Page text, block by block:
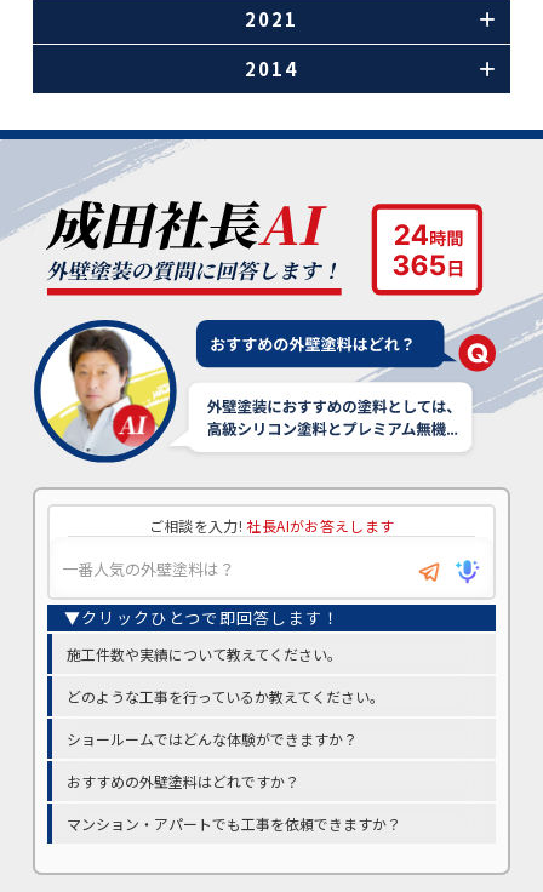
2021
2014
ご相談を入力! 社長AIがお答えします
施工件数や実績について教えてください。
どのような工事を行っているか教えてください。
ショールームではどんな体験ができますか？
おすすめの外壁塗料はどれですか？
マンション・アパートでも工事を依頼できますか？